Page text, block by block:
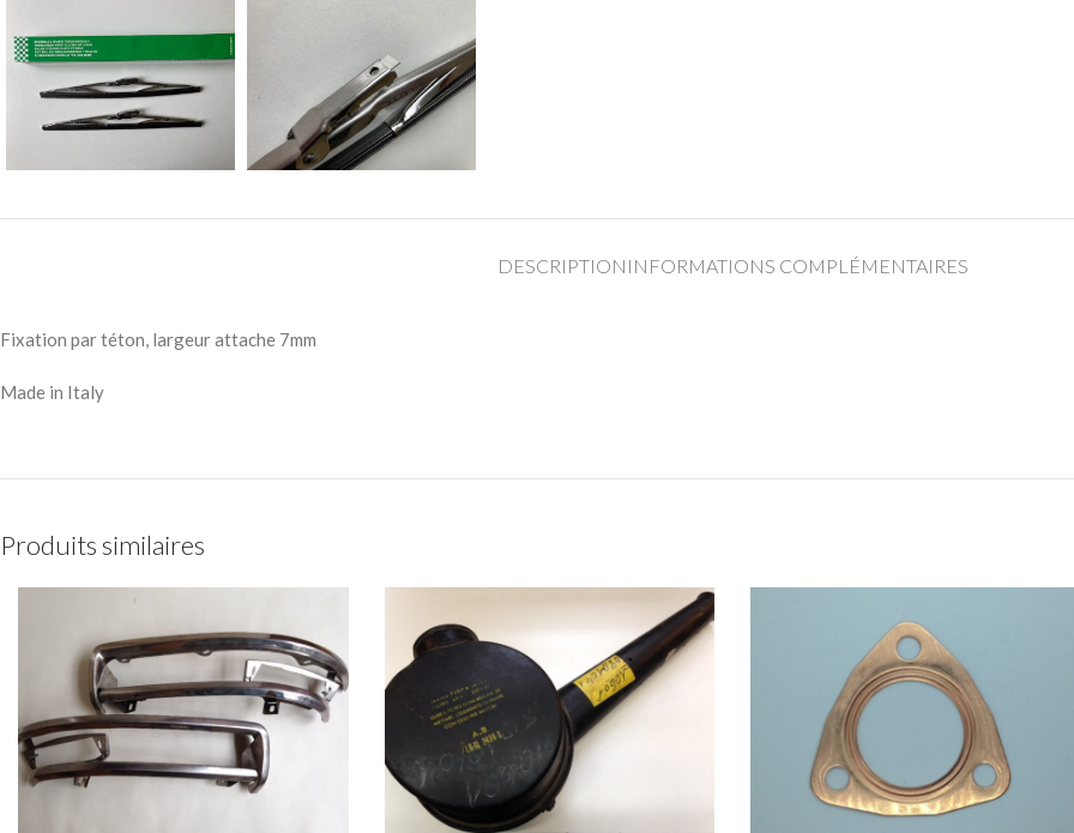
DESCRIPTION INFORMATIONS COMPLÉMENTAIRES
Fixation par téton, largeur attache 7mm
Made in Italy
Produits similaires